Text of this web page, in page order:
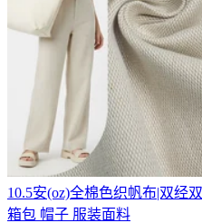
10.5安(oz)全棉色织帆布|双经
箱包 帽子 服装面料